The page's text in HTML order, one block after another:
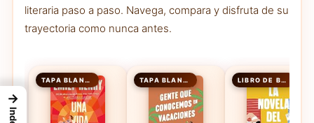
literaria paso a paso. Navega, compara y disfruta de su
trayectoria como nunca antes.
TAPA BLANDA TAPA BLANDA LIBRO DE BOLSILLO
→